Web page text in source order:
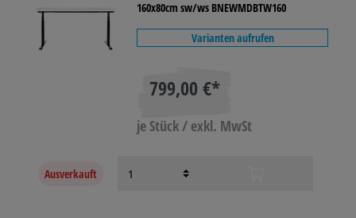
160x80cm sw/ws BNEWMDBTW160
Varianten aufrufen
799,00 €*
je Stück / exkl. MwSt
Ausverkauft